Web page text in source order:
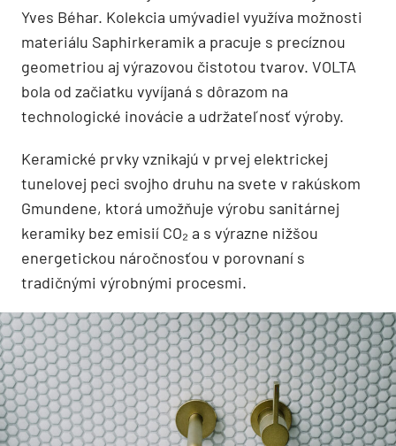
Yves Béhar. Kolekcia umývadiel využíva možnosti
materiálu Saphirkeramik a pracuje s precíznou
geometriou aj výrazovou čistotou tvarov. VOLTA
bola od začiatku vyvíjaná s dôrazom na
technologické inovácie a udržateľnosť výroby.
Keramické prvky vznikajú v prvej elektrickej
tunelovej peci svojho druhu na svete v rakúskom
Gmundene, ktorá umožňuje výrobu sanitárnej
keramiky bez emisií CO₂ a s výrazne nižšou
energetickou náročnosťou v porovnaní s
tradičnými výrobnými procesmi.